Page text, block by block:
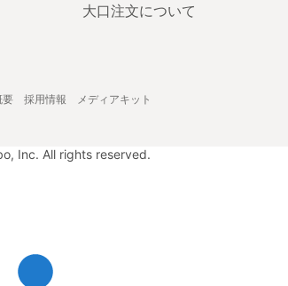
大口注文について
要 採用情報 メディアキット
Inc. All rights reserved.